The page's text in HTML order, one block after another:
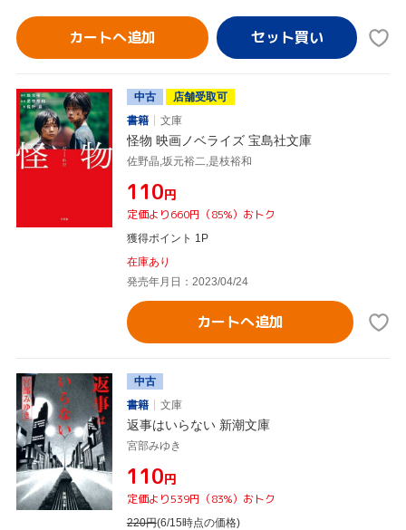
カートへ追加
中古
店舗受取可
書籍
文庫
怪物 映画ノベライズ 宝島社文庫
佐野晶,坂元裕二,是枝裕和
¥110円
定価より660円（85%）おトク
獲得ポイント 1P
在庫あり
発売年月日：2023/04/24
カートへ追加
中古
書籍
文庫
返事はいらない 新潮文庫
宮部みゆき
¥110円
定価より539円（83%）おトク
220円(6/15時点の価格)